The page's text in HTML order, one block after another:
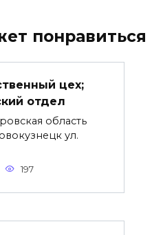
понравиться
цех;
отдел
область
ул.
197